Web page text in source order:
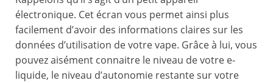
électronique. Cet écran vous permet ainsi plus
facilement d’avoir des informations claires sur les
données d’utilisation de votre vape. Grâce à lui, vous
pouvez aisément connaitre le niveau de votre e-
liquide, le niveau d’autonomie restante sur votre